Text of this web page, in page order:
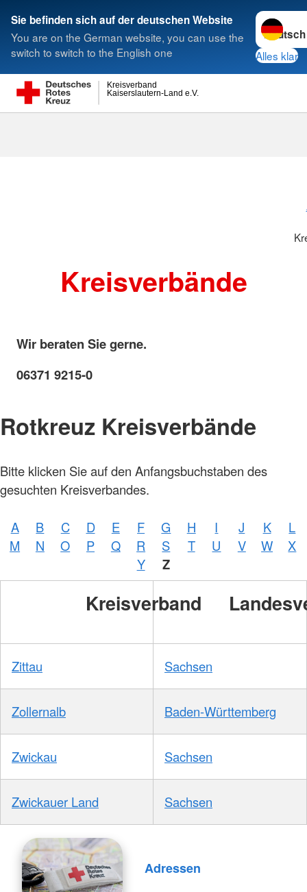
Sie befinden sich auf der deutschen Website
You are on the German website, you can use the
switch to switch to the English one
Sprache
Alles klar
Kaiserslautern-Land e.V.
Kreisverband
Suche
Kreisverbände
Wir beraten Sie gerne.
06371 9215-0
Rotkreuz Kreisverbände
Bitte klicken Sie auf den Anfangsbuchstaben des
gesuchten Kreisverbandes.
A B C D E F G H I J K
L
M
N O P Q R S T U V W
X
Y
Z
Kreisverband
Zittau Sachsen
Zollernalb Baden-Württemberg
Zwickau Sachsen
Zwickauer Land Sachsen
Adressen